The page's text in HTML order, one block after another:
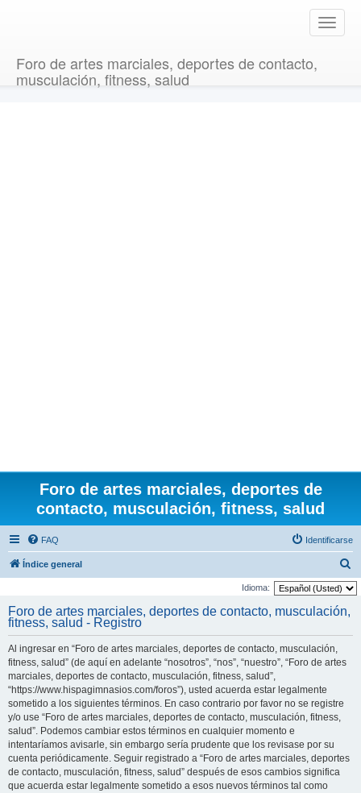
T
o
Foro de artes marciales, deportes de contacto,
musculación, fitness, salud
Foro de artes marciales, deportes de
contacto, musculación, fitness, salud
FAQ Identificarse
Índice general
u
Idioma:
Foro de artes marciales, deportes de contacto, musculación,
fitness, salud - Registro
Al ingresar en “Foro de artes marciales, deportes de contacto, musculación,
fitness, salud” (de aquí en adelante “nosotros”, “nos”, “nuestro”, “Foro de artes
marciales, deportes de contacto, musculación, fitness, salud”,
“https://www.hispagimnasios.com/foros”), usted acuerda estar legalmente
sometido a los siguientes términos. En caso contrario por favor no se registre
y/o use “Foro de artes marciales, deportes de contacto, musculación, fitness,
salud”. Podemos cambiar estos términos en cualquier momento e
intentaríamos avisarle, sin embargo sería prudente que los revisase por su
cuenta periódicamente. Seguir registrado a “Foro de artes marciales, deportes
de contacto, musculación, fitness, salud” después de esos cambios significa
que acuerda estar legalmente sometido a esos nuevos términos tal como